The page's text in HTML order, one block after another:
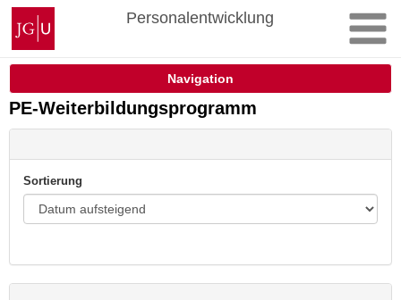
Zum
Inhalt
springen
Johannes
Gutenberg-
Universität
Personalentwicklung
Navigation
PE-Weiterbildungsprogramm
Sortierung